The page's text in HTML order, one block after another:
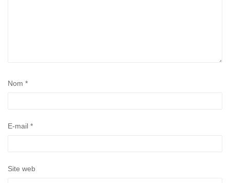
Nom *
E-mail *
Site web